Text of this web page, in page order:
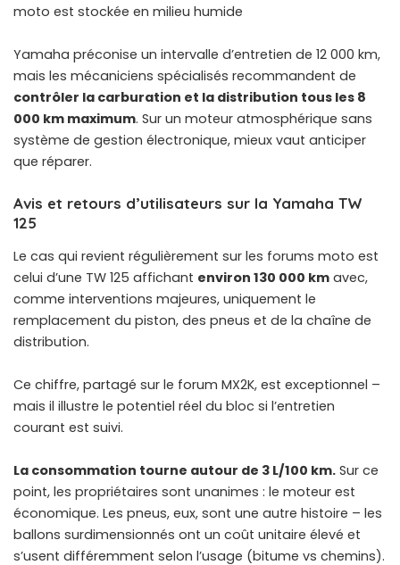
moto est stockée en milieu humide
Yamaha préconise un intervalle d’entretien de 12 000 km,
mais les mécaniciens spécialisés recommandent de
contrôler la carburation et la distribution tous les 8
000 km maximum. Sur un moteur atmosphérique sans
système de gestion électronique, mieux vaut anticiper
que réparer.
Avis et retours d’utilisateurs sur la Yamaha TW
125
Le cas qui revient régulièrement sur les forums moto est
celui d’une TW 125 affichant environ 130 000 km avec,
comme interventions majeures, uniquement le
remplacement du piston, des pneus et de la chaîne de
distribution.
Ce chiffre, partagé sur le forum MX2K, est exceptionnel –
mais il illustre le potentiel réel du bloc si l’entretien
courant est suivi.
La consommation tourne autour de 3 L/100 km. Sur ce
point, les propriétaires sont unanimes : le moteur est
économique. Les pneus, eux, sont une autre histoire – les
ballons surdimensionnés ont un coût unitaire élevé et
s’usent différemment selon l’usage (bitume vs chemins).